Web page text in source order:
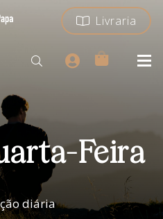
Livraria
Feira
diária